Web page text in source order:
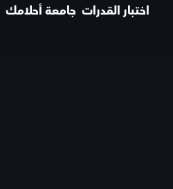
اختبار القدرات جامعة أحلامك